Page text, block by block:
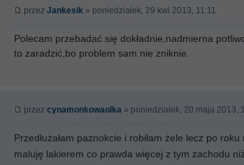
przez Jankesik » poniedziałek, 29 kwi 2013, 11:11
Polecam przebadać się dokładnie,nadmierna
to zaradzić,bo problem sam nie zniknie.
przez cynamonkowaolka » poniedziałek, 20 maja 2013,
Przedłużałam paznokcie i robiłam żele lecz po
maluję lakierem co prawda więcej z tym zachodu